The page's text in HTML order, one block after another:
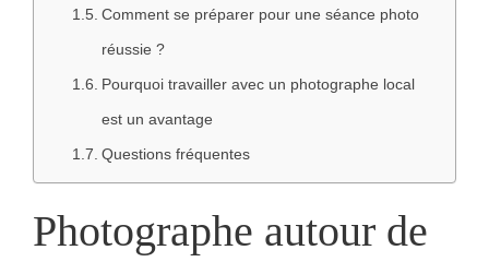
Comment se préparer pour une séance photo
réussie ?
Pourquoi travailler avec un photographe local
est un avantage
Questions fréquentes
Photographe autour de